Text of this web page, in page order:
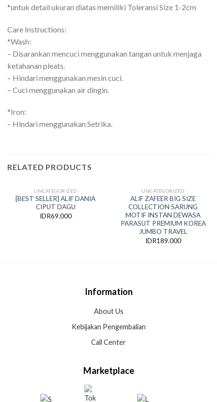
*untuk detail ukuran diatas memiliki Toleransi Size 1-2cm
Care Instructions:
*Wash:
– Disarankan mencuci menggunakan tangan untuk menjaga
ketahanan pleats.
– Hindari menggunakan mesin cuci.
– Cuci menggunakan air dingin.
*Iron:
– Hindari menggunakan Setrika.
RELATED PRODUCTS
UNCATEGORIZED
[BEST SELLER] ALIF DANIA
CIPUT DAGU
IDR69.000
Add
to
wishlist
UNCATEGORIZED
ALIF ZAFEER BIG SIZE
COLLECTION SARUNG
MOTIF INSTAN DEWASA
PARASUT PREMIUM KOREA
JUMBO TRAVEL
IDR189.000
Information
About Us
Kebijakan Pengembalian
Call Center
Marketplace